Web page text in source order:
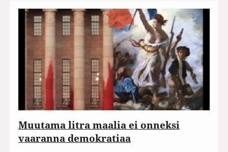
Muutama litra maalia ei onneksi
vaaranna demokratiaa